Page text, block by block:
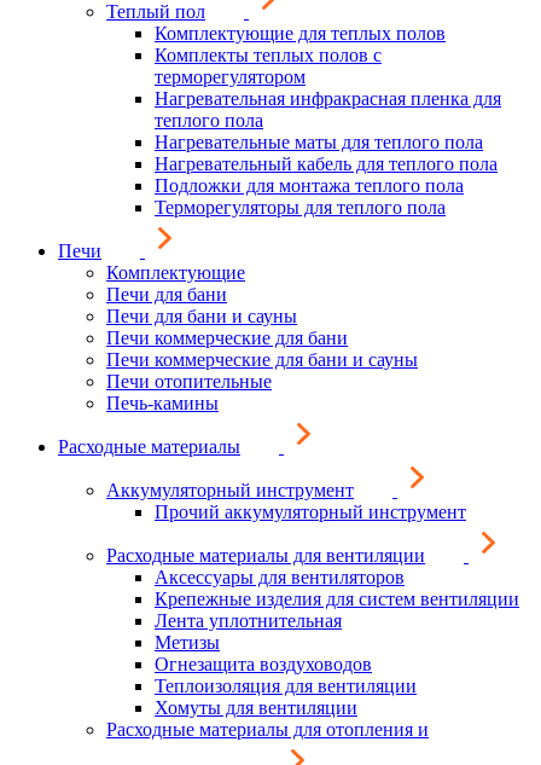
Теплый пол
Комплектующие для теплых полов
Комплекты теплых полов с
терморегулятором
Нагревательная инфракрасная пленка для
теплого пола
Нагревательные маты для теплого пола
Нагревательный кабель для теплого пола
Подложки для монтажа теплого пола
Терморегуляторы для теплого пола
Печи
Комплектующие
Печи для бани
Печи для бани и сауны
Печи коммерческие для бани
Печи коммерческие для бани и сауны
Печи отопительные
Печь-камины
Расходные материалы
Аккумуляторный инструмент
Прочий аккумуляторный инструмент
Расходные материалы для вентиляции
Аксессуары для вентиляторов
Крепежные изделия для систем вентиляции
Лента уплотнительная
Метизы
Огнезащита воздуховодов
Теплоизоляция для вентиляции
Хомуты для вентиляции
Расходные материалы для отопления и